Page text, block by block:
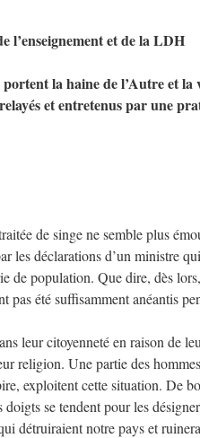
l’enseignement et de la LDH
la haine de l’Autre et la
et entretenus par une
de singe ne semble plus
les déclarations d’un ministre
de population. Que dire, dès
pas été suffisamment anéantis
leur citoyenneté en raison de
religion. Une partie des
exploitent cette situation. De
se tendent pour les
détruiraient notre pays et